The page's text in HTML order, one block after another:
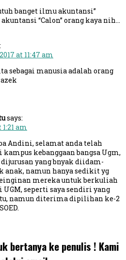
banget ilmu akuntansi”
“Calon” orang kaya nih…
at 11:47 am
sebagai manusia adalah orang
says:
am
Andini, selamat anda telah
kebanggaan bangsa Ugm,
yang bnyak diidam-
anak, namun hanya sedikit yg
mereka untuk berkuliah
seperti saya sendiri yang
namun diterima dipilihan ke-2
bertanya ke penulis ! Kami